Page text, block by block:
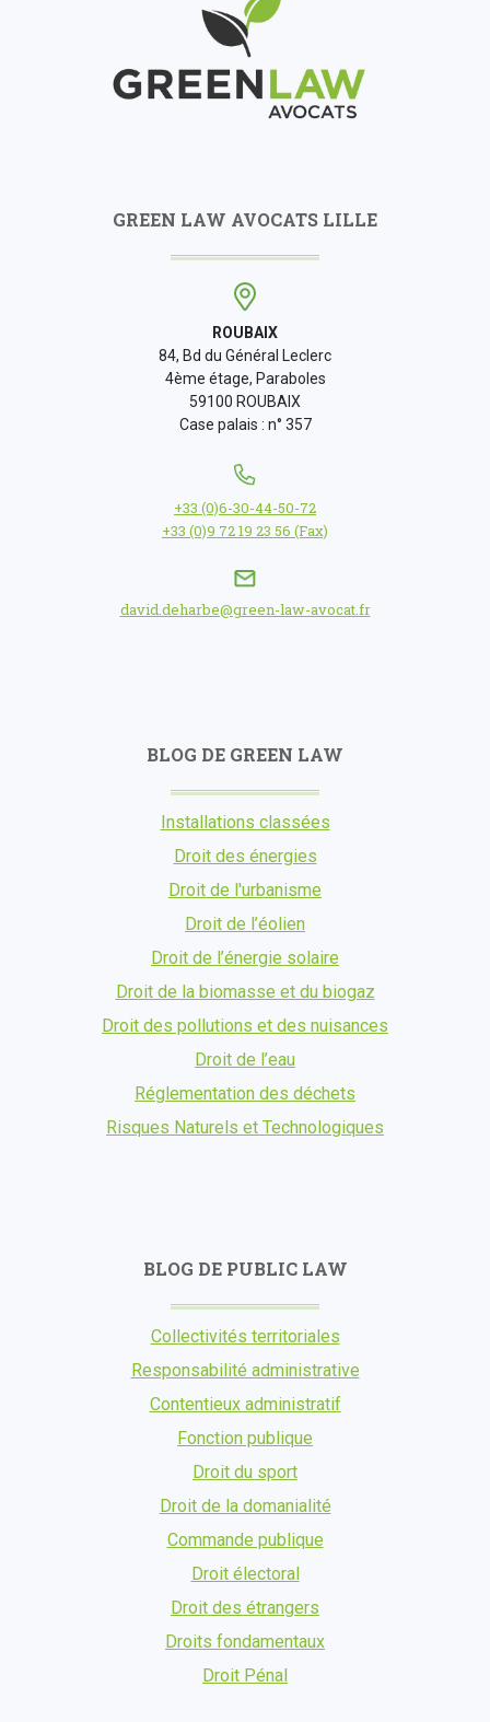
GREEN LAW AVOCATS LILLE
ROUBAIX
84, Bd du Général Leclerc
4ème étage, Paraboles
59100 ROUBAIX
Case palais : n° 357
+33 (0)6-30-44-50-72
+33 (0)9 72 19 23 56 (Fax)
david.deharbe@green-law-avocat.fr
BLOG DE GREEN LAW
Installations classées
Droit des énergies
Droit de l'urbanisme
Droit de l’éolien
Droit de l’énergie solaire
Droit de la biomasse et du biogaz
Droit des pollutions et des nuisances
Droit de l’eau
Réglementation des déchets
Risques Naturels et Technologiques
BLOG DE PUBLIC LAW
Collectivités territoriales
Responsabilité administrative
Contentieux administratif
Fonction publique
Droit du sport
Droit de la domanialité
Commande publique
Droit électoral
Droit des étrangers
Droits fondamentaux
Droit Pénal